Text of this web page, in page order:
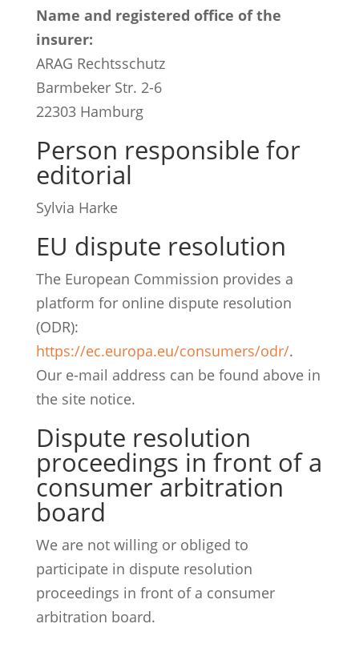
Name and registered office of the
insurer:
ARAG Rechtsschutz
Barmbeker Str. 2-6
22303 Hamburg
Person responsible for
editorial
Sylvia Harke
EU dispute resolution
The European Commission provides a
platform for online dispute resolution
(ODR):
https://ec.europa.eu/consumers/odr/.
Our e-mail address can be found above in
the site notice.
Dispute resolution
proceedings in front of a
consumer arbitration
board
We are not willing or obliged to
participate in dispute resolution
proceedings in front of a consumer
arbitration board.